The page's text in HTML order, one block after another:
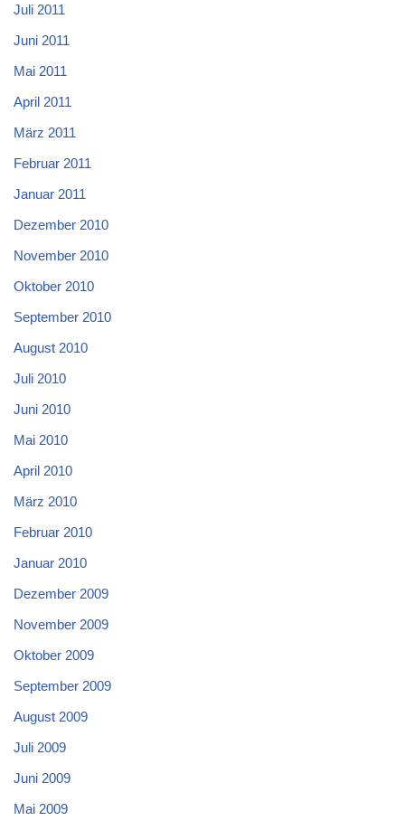
Juli 2011
Juni 2011
Mai 2011
April 2011
März 2011
Februar 2011
Januar 2011
Dezember 2010
November 2010
Oktober 2010
September 2010
August 2010
Juli 2010
Juni 2010
Mai 2010
April 2010
März 2010
Februar 2010
Januar 2010
Dezember 2009
November 2009
Oktober 2009
September 2009
August 2009
Juli 2009
Juni 2009
Mai 2009